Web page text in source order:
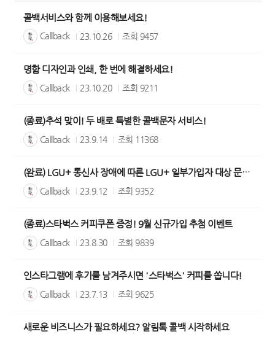
콜백서비스와 함께 이용해보세요!
Callback 23.10.26 조회 9457
명함 디자인과 인쇄, 한 번에 해결하세요!
Callback 23.10.20 조회 9211
(종료)추석 맞이! 두 배로 특별한 콜백문자 서비스!
Callback 23.9.14 조회 11368
(완료) LGU+ 통신사 장애에 따른 LGU+ 일부가입자 대상 문자발송 실패
Callback 23.9.12 조회 9352
(종료)스타벅스 커피쿠폰 증정! 9월 신규가입 추첨 이벤트
Callback 23.8.30 조회 9839
인스타그램에 후기를 남겨주시면 '스타벅스' 커피를 쏩니다!
Callback 23.7.13 조회 9625
새로운 비즈니스가 필요하세요? 알림톡 콜백 시작하세요